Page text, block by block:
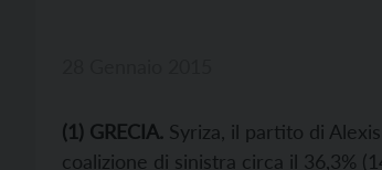
(1) GRECIA. Syriza, il partito di
coalizione di sinistra circa il 36,3%